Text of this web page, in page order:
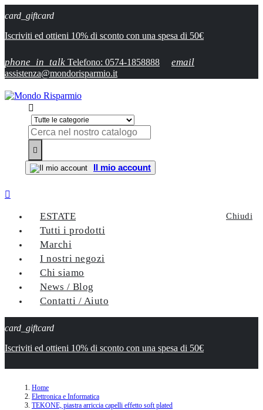
card_giftcard
Iscriviti ed ottieni 10% di sconto con una spesa di 50€
phone_in_talk Telefono: 0574-1858888 email
assistenza@mondorisparmio.it


Il mio account

Chiudi
ESTATE
Tutti i prodotti
Marchi
I nostri negozi
Chi siamo
News / Blog
Contatti / Aiuto
card_giftcard
Iscriviti ed ottieni 10% di sconto con una spesa di 50€
Home
Elettronica e Informatica
TEKONE, piastra arriccia capelli effetto soft plated